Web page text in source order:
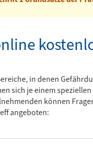
in denen
sich je einem
können
angeboten: